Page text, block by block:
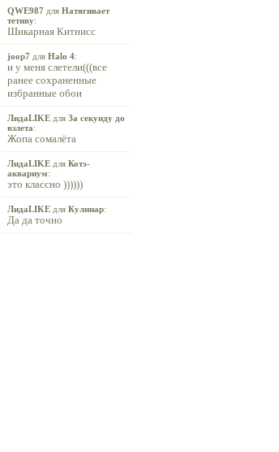
QWE987 для Натягивает
тетиву:
Шикарная Китнисс
joop7 для Halo 4:
и у меня слетели(((все
ранее сохраненные
избранные обои
ЛидаLIKE для За секунду до
взлета:
Жопа сомалёта
ЛидаLIKE для Котэ-
аквариум:
это классно ))))))
ЛидаLIKE для Кулинар:
Да да точно